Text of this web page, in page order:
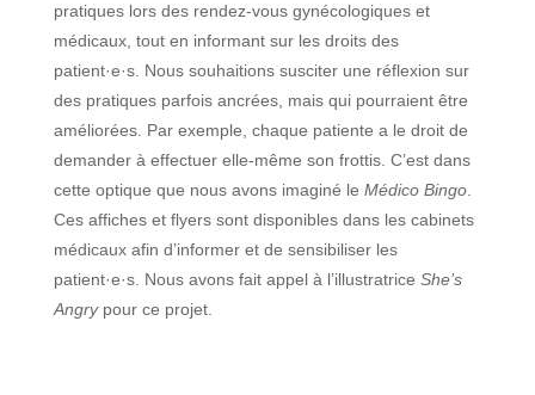
pratiques lors des rendez-vous gynécologiques et
médicaux, tout en informant sur les droits des
patient·e·s. Nous souhaitions susciter une réflexion sur
des pratiques parfois ancrées, mais qui pourraient être
améliorées. Par exemple, chaque patiente a le droit de
demander à effectuer elle-même son frottis. C’est dans
cette optique que nous avons imaginé le Médico Bingo.
Ces affiches et flyers sont disponibles dans les cabinets
médicaux afin d’informer et de sensibiliser les
patient·e·s. Nous avons fait appel à l’illustratrice She’s
Angrypour ce projet.